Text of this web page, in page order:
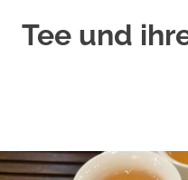
InhaltTee und